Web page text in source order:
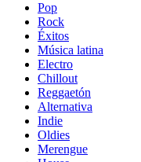
Pop
Rock
Éxitos
Música latina
Electro
Chillout
Reggaetón
Alternativa
Indie
Oldies
Merengue